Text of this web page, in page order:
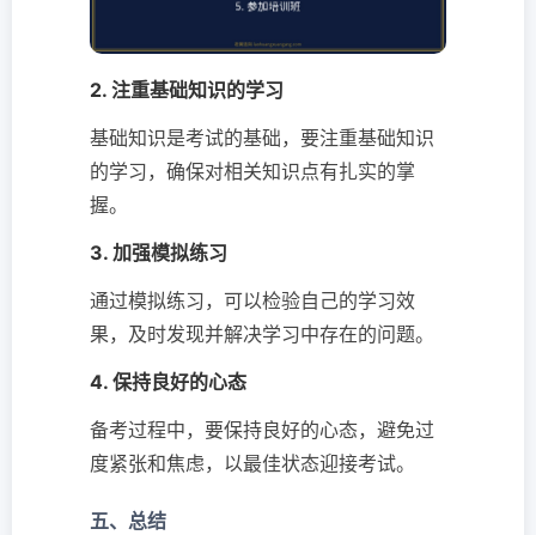
2. 注重基础知识的学习
基础知识是考试的基础，要注重基础知识
的学习，确保对相关知识点有扎实的掌
握。
3. 加强模拟练习
通过模拟练习，可以检验自己的学习效
果，及时发现并解决学习中存在的问题。
4. 保持良好的心态
备考过程中，要保持良好的心态，避免过
度紧张和焦虑，以最佳状态迎接考试。
五、总结